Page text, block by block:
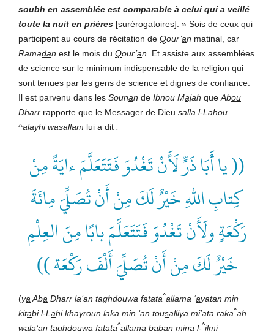
soubh en assemblée est comparable à celui qui a veillé
toute la nuit en prières [surérogatoires]. » Sois de ceux qui
participent au cours de récitation de Qour’an matinal, car
Ramadan est le mois du Qour’an. Et assiste aux assemblées
de science sur le minimum indispensable de la religion qui
sont tenues par les gens de science et dignes de confiance.
Il est parvenu dans les Sounan de Ibnou Majah que Abou
Dharr rapporte que le Messager de Dieu salla l-L ahou
^alayhi wasallam lui a dit :
(( يا أَبَا ذَرٍّ لَأَنْ تَغْدُوَ فَتَتَعَلَّمَ ءايَةً مِنْ
كِتابِ اللهِ خَيْرٌ لَكَ مِنْ أَنْ تُصَلِّيَ مِائَةَ
رَكْعَةٍ ولَأَنْ تَغْدُوَ فَتَتَعَلَّمَ بابًا مِنَ العِلْمِ
خَيْرٌ لَكَ مِنْ أَنْ تُصَلِّيَ أَلْفَ رَكْعَة ))
(ya Aba Dharr la‘an taghdouwa fatata^allama ‘ayatan min
kitabi l-L ahi khayroun laka min ‘an tousalliya mi’ata raka^ah
wala‘an taghdouwa fatata^allama baban mina l-^ilmi